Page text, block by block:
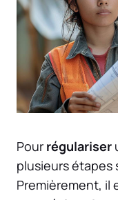
Pour régulariser
plusieurs étapes
Premièrement, il